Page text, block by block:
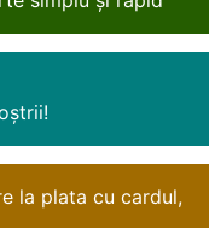
la plata cu cardul,